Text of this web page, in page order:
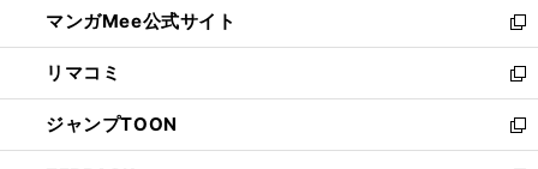
く
ド
ウ
で
開
く
ィ
ン
ド
ウ
で
開
い
ウ
ィ
ン
ド
ウ
マンガMee公式サイト
新
し
い
ウ
ィ
ン
リマコミ
新
し
い
ウ
ジャンプTOON
新
し